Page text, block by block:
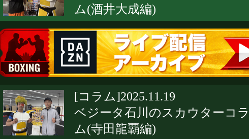
ム(酒井大成編)
[コラム]2025.11.19
ベジータ石川のスカウターコ
ム(寺田龍覇編)